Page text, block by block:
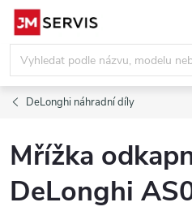
Přejít
obsah
DeLonghi náhradní díly
Mřížka
DeLonghi